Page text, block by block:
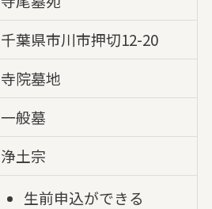
千葉県市川市押切12-20
寺院墓地
一般墓
浄土宗
生前申込ができる